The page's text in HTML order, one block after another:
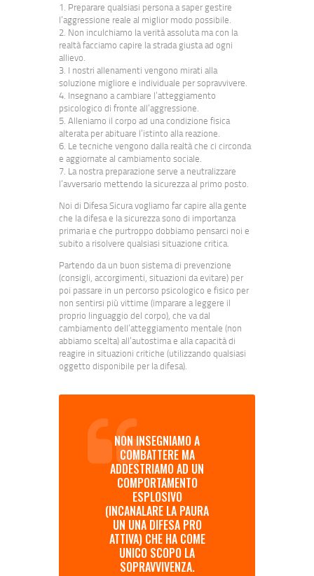
1. Preparare qualsiasi persona a saper gestire
l’aggressione reale al miglior modo possibile.
2. Non inculchiamo la verità assoluta ma con la
realtà facciamo capire la strada giusta ad ogni
allievo.
3. I nostri allenamenti vengono mirati alla
soluzione migliore e individuale per sopravvivere.
4. Insegnano a cambiare l’atteggiamento
psicologico di fronte all’aggressione.
5. Alleniamo il corpo ad una condizione fisica
alterata per abituare l’istinto alla reazione.
6. Le tecniche vengono dalla realtà che ci circonda
e aggiornate al cambiamento sociale.
7. La nostra preparazione serve a neutralizzare
l’avversario mettendo la sicurezza al primo posto.
Noi di Difesa Sicura vogliamo far capire alla gente
che la difesa e la sicurezza sono di importanza
primaria e che purtroppo dobbiamo pensarci noi e
subito a risolvere qualsiasi situazione critica.
Partendo da un buon sistema di prevenzione
(consigli, accorgimenti, situazioni da evitare) per
poi passare in un percorso psicologico e fisico per
non sentirsi più vittime (imparare a leggere il
proprio linguaggio del corpo), che va dal
cambiamento dell’atteggiamento mentale (non
abbiamo scelta) all’autostima e alla capacità di
reagire in situazioni critiche (utilizzando qualsiasi
oggetto disponibile per la difesa).
NON INSEGNIAMO A
COMBATTERE MA
ADDESTRIAMO AD UN
COMPORTAMENTO
ESPLOSIVO
(INCANALARE LA PAURA
UN UNA DIFESA PRO
ATTIVA) CHE HA COME
UNICO SCOPO LA
SOPRAVVIVENZA.